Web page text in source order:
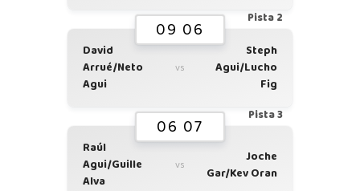
Pista 2
09 06
David
Arrué/Neto
Agui
vs
Steph
Agui/Lucho
Fig
Pista 3
06 07
Raúl
Agui/Guille
Alva
vs
Joche
Gar/Kev Oran